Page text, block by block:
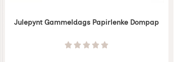
Julepynt Gammeldags Papirlenke Dompap
Varenummer 1270 Vurdering: 0 Stjerne av 5